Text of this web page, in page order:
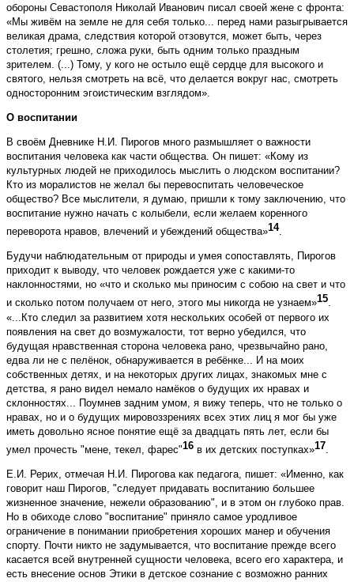
обороны Севастополя Николай Иванович писал своей жене с фронта:
«Мы живём на земле не для себя только... перед нами разыгрывается
великая драма, следствия которой отзовутся, может быть, через
столетия; грешно, сложа руки, быть одним только праздным
зрителем. (...) Тому, у кого не остыло ещё сердце для высокого и
святого, нельзя смотреть на всё, что делается вокруг нас, смотреть
односторонним эгоистическим взглядом».
О воспитании
В своём Дневнике Н.И. Пирогов много размышляет о важности
воспитания человека как части общества. Он пишет: «Кому из
культурных людей не приходилось мыслить о людском воспитании?
Кто из моралистов не желал бы перевоспитать человеческое
общество? Все мыслители, я думаю, пришли к тому заключению, что
воспитание нужно начать с колыбели, если желаем коренного
переворота нравов, влечений и убеждений общества»14.
Будучи наблюдательным от природы и умея сопоставлять, Пирогов
приходит к выводу, что человек рождается уже с какими-то
наклонностями, но «что и сколько мы приносим с собою на свет и что
и сколько потом получаем от него, этого мы никогда не узнаем»15.
«...Кто следил за развитием хотя нескольких особей от первого их
появления на свет до возмужалости, тот верно убедился, что
будущая нравственная сторона человека рано, чрезвычайно рано,
едва ли не с пелёнок, обнаруживается в ребёнке... И на моих
собственных детях, и на некоторых других лицах, знакомых мне с
детства, я рано видел немало намёков о будущих их нравах и
склонностях... Поумнев задним умом, я вижу теперь, что не только о
нравах, но и о будущих мировоззрениях всех этих лиц я мог бы уже
иметь довольно ясное понятие ещё за двадцать пять лет, если бы
умел прочесть "мене, текел, фарес"16 в их детских поступках»17
Е.И. Рерих, отмечая Н.И. Пирогова как педагога, пишет: «Именно, как
говорит наш Пирогов, "следует придавать воспитанию большее
жизненное значение, нежели образованию", и в этом он глубоко прав.
Но в обиходе слово "воспитание" приняло самое уродливое
ограничение в понимании приобретения хороших манер и обучения
спорту. Почти никто не задумывается, что воспитание прежде всего
касается всей внутренней сущности человека, всего его характера, и
есть внесение основ Этики в детское сознание с возможно ранних